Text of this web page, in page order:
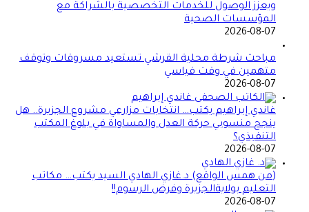
ويعزز الوصول للخدمات التخصصية بالشراكة مع
المؤسسات الصحية
2026-08-07
مباحث شرطة محلية القرشي تستعيد مسروقات وتوقف
متهمين في وقت قياسي
2026-08-07
غاندي إبراهيم يكتب… انتخابات مزارعي مشروع الجزيرة.. هل
ينجح منسوبي حركة العدل والمساواة في بلوغ المكتب
التنفيذي؟
2026-08-07
(من همس الواقع) د.غازي الهادي السيد يكتب… مكاتب
التعليم بولايةالجزيرة وفرض الرسوم!!
2026-08-07